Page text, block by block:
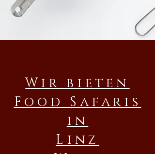
Wir bieten
Food Safaris
in
Linz